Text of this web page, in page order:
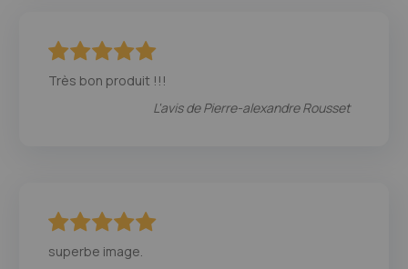
Très bon produit !!!
L'avis dePierre-alexandre Rousset
superbe image.